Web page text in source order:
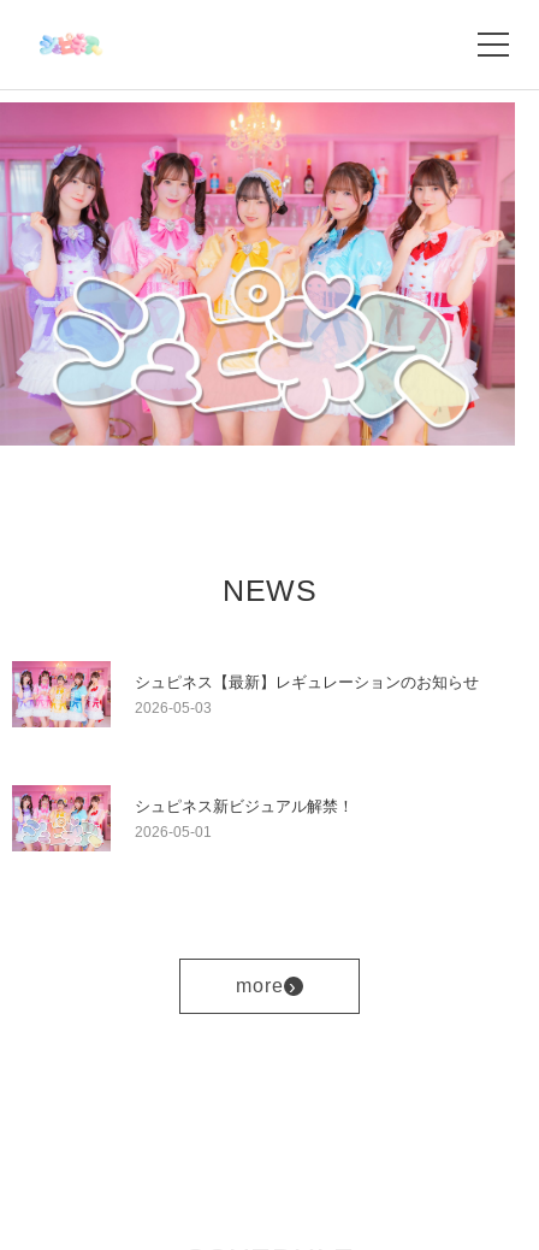
NEWS
シュピネス【最新】レギュレーションのお知らせ
2026-05-03
シュピネス新ビジュアル解禁！
2026-05-01
more ›